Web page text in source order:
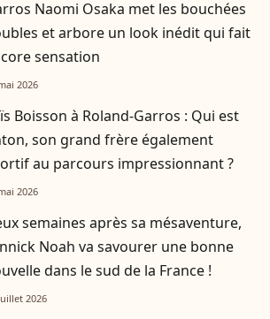
Naomi Osaka met les bouchées
et arbore un look inédit qui fait
sensation
2026
Boisson à Roland-Garros : Qui est
son grand frère également
au parcours impressionnant ?
2026
semaines après sa mésaventure,
Noah va savourer une bonne
dans le sud de la France !
2026